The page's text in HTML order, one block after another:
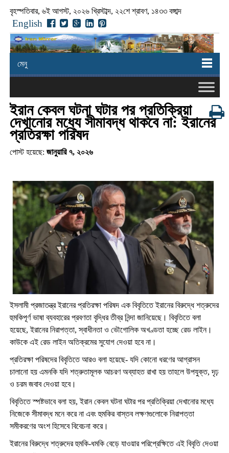
বৃহস্পতিবার, ৬ই আগস্ট, ২০২৬ খ্রিস্টাব্দ, ২২শে শ্রাবণ, ১৪৩৩ বঙ্গাব্দ
English
মেনু
ইরান কেবল ঘটনা ঘটার পর প্রতিক্রিয়া
দেখানোর মধ্যে সীমাবদ্ধ থাকবে না: ইরানের
প্রতিরক্ষা পরিষদ
পোস্ট হয়েছে: জানুয়ারি ৭, ২০২৬
ইসলামী প্রজাতন্ত্র ইরানের প্রতিরক্ষা পরিষদ এক বিবৃতিতে ইরানের বিরুদ্ধে শত্রুদের
হুমকিপূর্ণ ভাষা ব্যবহারের প্রবণতা বৃদ্ধির তীব্র নিন্দা জানিয়েছে। বিবৃতিতে বলা
হয়েছে, ইরানের নিরাপত্তা, স্বাধীনতা ও ভৌগোলিক অখণ্ডতা হচ্ছে রেড লাইন।
কাউকে এই রেড লাইন অতিক্রমের সুযোগ দেওয়া হবে না।
প্রতিরক্ষা পরিষদের বিবৃতিতে আরও বলা হয়েছে- যদি কোনো ধরণের আগ্রাসন
চালানো হয় এমনকি যদি শত্রুতামূলক আচরণ অব্যাহত রাখা হয় তাহলে উপযুক্ত, দৃঢ়
ও চরম জবাব দেওয়া হবে।
বিবৃতিতে স্পষ্টভাবে বলা হয়, ইরান কেবল ঘটনা ঘটার পর প্রতিক্রিয়া দেখানোর মধ্যে
নিজেকে সীমাবদ্ধ মনে করে না এবং হুমকির বাস্তব লক্ষণগুলোকে নিরাপত্তা
সমীকরণের অংশ হিসেবে বিবেচনা করে।
ইরানের বিরুদ্ধে শত্রুদের হুমকি-ধমকি বেড়ে যাওয়ার পরিপ্রেক্ষিতে এই বিবৃতি দেওয়া